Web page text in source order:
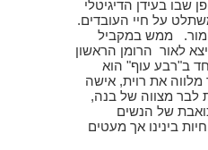
שבו בעידן הדיגיטלי
על חיי העובדים.
ממש במקביל
לאור הרומן הראשון
ב"רבע עוף" הוא
את רוית, אישה
לבר מצווה של בנה,
של הנשים
בינינו אך מעטים